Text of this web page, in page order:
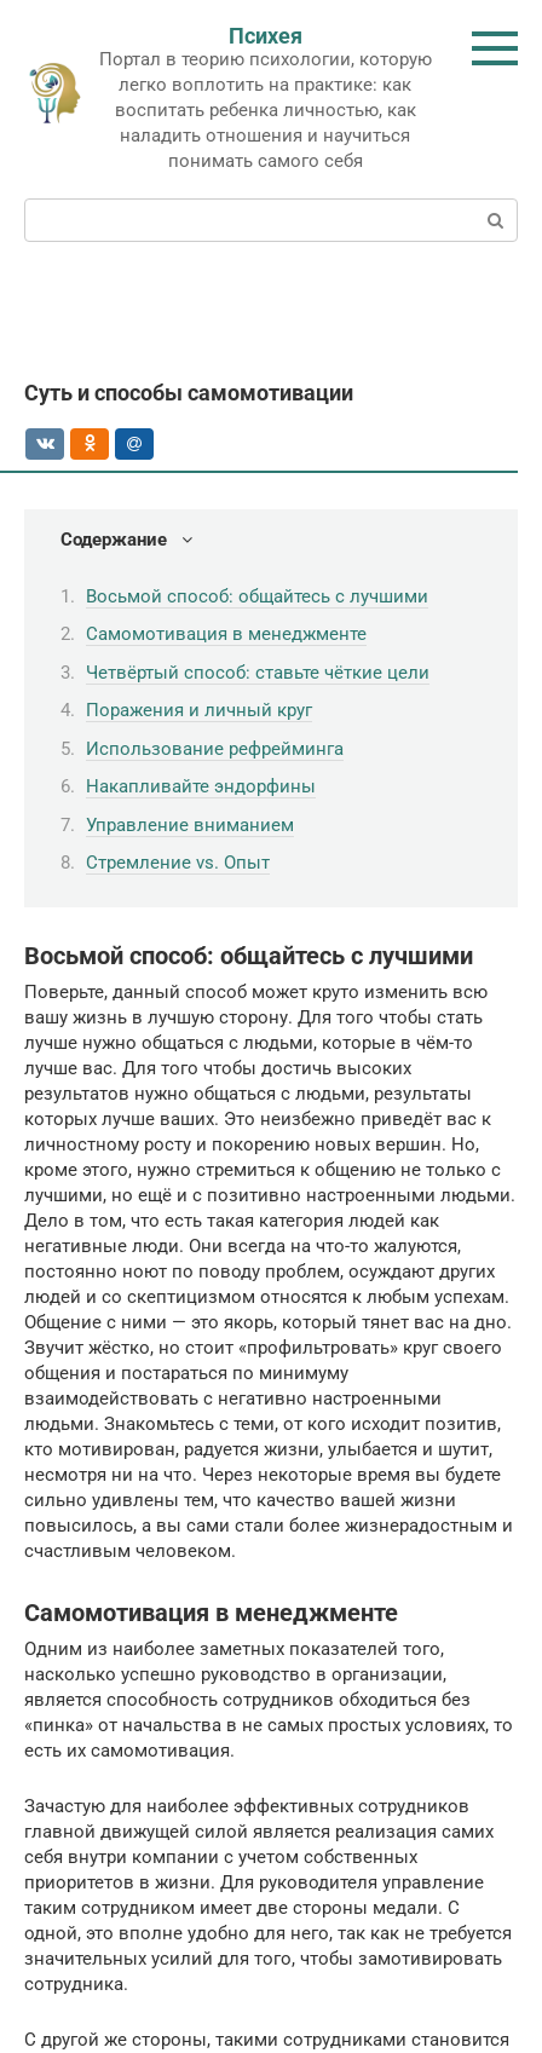
контенту
Психея
Портал в теорию психологии, которую
легко воплотить на практике: как
воспитать ребенка личностью, как
наладить отношения и научиться
понимать самого себя
Поиск:
Суть и способы самомотивации
Содержание
Восьмой способ: общайтесь с лучшими
Самомотивация в менеджменте
Четвёртый способ: ставьте чёткие цели
Поражения и личный круг
Использование рефрейминга
Накапливайте эндорфины
Управление вниманием
Стремление vs. Опыт
Восьмой способ: общайтесь с лучшими
Поверьте, данный способ может круто изменить всю
вашу жизнь в лучшую сторону. Для того чтобы стать
лучше нужно общаться с людьми, которые в чём-то
лучше вас. Для того чтобы достичь высоких
результатов нужно общаться с людьми, результаты
которых лучше ваших. Это неизбежно приведёт вас к
личностному росту и покорению новых вершин. Но,
кроме этого, нужно стремиться к общению не только с
лучшими, но ещё и с позитивно настроенными людьми.
Дело в том, что есть такая категория людей как
негативные люди. Они всегда на что-то жалуются,
постоянно ноют по поводу проблем, осуждают других
людей и со скептицизмом относятся к любым успехам.
Общение с ними — это якорь, который тянет вас на дно.
Звучит жёстко, но стоит «профильтровать» круг своего
общения и постараться по минимуму
взаимодействовать с негативно настроенными
людьми. Знакомьтесь с теми, от кого исходит позитив,
кто мотивирован, радуется жизни, улыбается и шутит,
несмотря ни на что. Через некоторые время вы будете
сильно удивлены тем, что качество вашей жизни
повысилось, а вы сами стали более жизнерадостным и
счастливым человеком.
Самомотивация в менеджменте
Одним из наиболее заметных показателей того,
насколько успешно руководство в организации,
является способность сотрудников обходиться без
«пинка» от начальства в не самых простых условиях, то
есть их самомотивация.
Зачастую для наиболее эффективных сотрудников
главной движущей силой является реализация самих
себя внутри компании с учетом собственных
приоритетов в жизни. Для руководителя управление
таким сотрудником имеет две стороны медали. С
одной, это вполне удобно для него, так как не требуется
значительных усилий для того, чтобы замотивировать
сотрудника.
С другой же стороны, такими сотрудниками становится